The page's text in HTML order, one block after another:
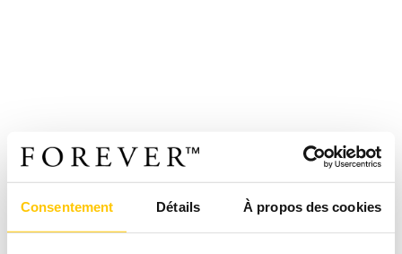
Consentement Détails À propos des cookies